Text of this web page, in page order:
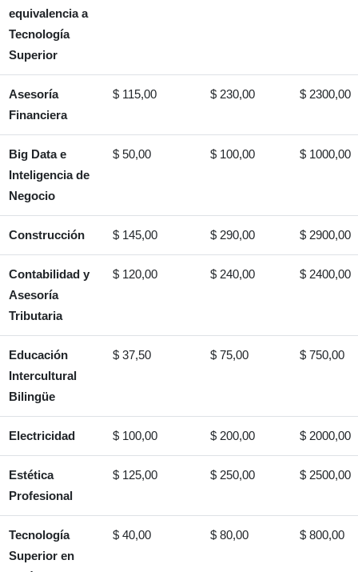
equivalencia a
Tecnología
Superior
Asesoría
Financiera
$ 115,00 $ 230,00 $ 2300,00
Big Data e
Inteligencia de
Negocio
$ 50,00 $ 100,00 $ 1000,00
Construcción $ 145,00 $ 290,00 $ 2900,00
Contabilidad y
Asesoría
Tributaria
$ 120,00 $ 240,00 $ 2400,00
Educación
Intercultural
Bilingüe
$ 37,50 $ 75,00 $ 750,00
Electricidad $ 100,00 $ 200,00 $ 2000,00
Estética
Profesional
$ 125,00 $ 250,00 $ 2500,00
Tecnología
Superior en
$ 40,00 $ 80,00 $ 800,00